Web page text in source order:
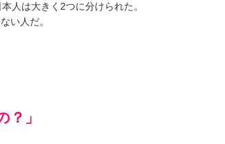
人は大きく2つに分けられた。
い人だ。
」